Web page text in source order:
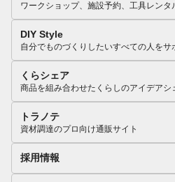
ワークショップ、施設予約、工具レンタ
DIY Style
自分でものづくりしたいすべての人をサ
くらシェア
商品を組み合わせたくらしのアイデアシ
トラノテ
資材調達のプロ向け通販サイト
採用情報